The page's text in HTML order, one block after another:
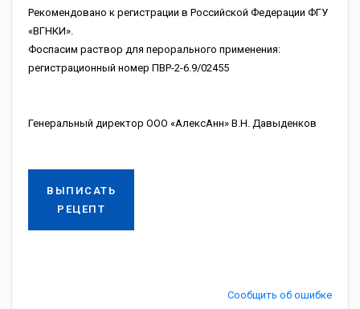
Рекомендовано к регистрации в Российской Федерации ФГУ
«ВГНКИ».
Фоспасим раствор для перорального применения:
регистрационный номер ПВР-2-6.9/02455
Генеральный директор ООО «АлексАнн» В.Н. Давыденков
ВЫПИСАТЬ
РЕЦЕПТ
Сообщить об ошибке